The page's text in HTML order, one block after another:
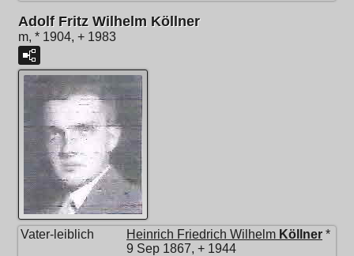
Adolf Fritz Wilhelm Köllner
m, * 1904, + 1983
Vater-leiblich Heinrich Friedrich Wilhelm Köllner *
9 Sep 1867, + 1944